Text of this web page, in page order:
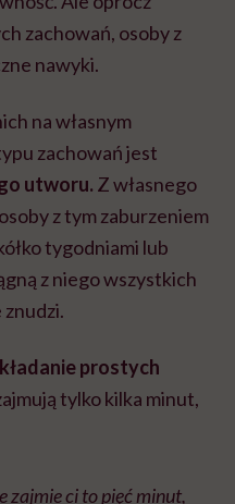
zachowań, osoby z
nawyki.
na własnym
zachowań jest
utworu. Z własnego
z tym zaburzeniem
tygodniami lub
z niego wszystkich
znudzi.
prostych
tylko kilka minut,
zajmie ci to pięć minut,